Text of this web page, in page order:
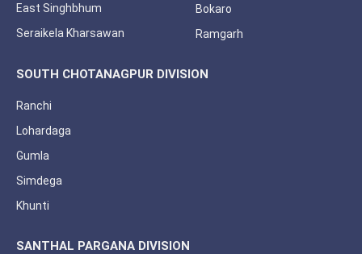
East Singhbhum
Seraikela Kharsawan
Bokaro
Ramgarh
SOUTH CHOTANAGPUR DIVISION
Ranchi
Lohardaga
Gumla
Simdega
Khunti
SANTHAL PARGANA DIVISION